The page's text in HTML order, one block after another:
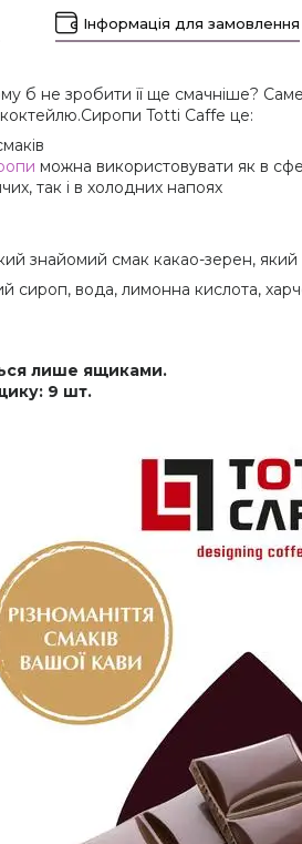
Інформація для замовлення
б не зробити її ще смачніше?
коктейлю.Сиропи Totti Caffe це:
можна використовувати як в
так і в холодних напоях
знайомий смак какао-зерен,
сироп, вода, лимонна кислота,
лише ящиками.
9 шт.